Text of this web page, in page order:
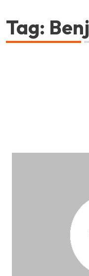
Tag: